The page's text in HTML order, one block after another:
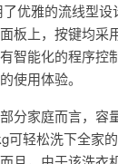
优雅的流线型设
板上，按键均采
智能化的程序控
使用体验。
分家庭而言，容
可轻松洗下全家